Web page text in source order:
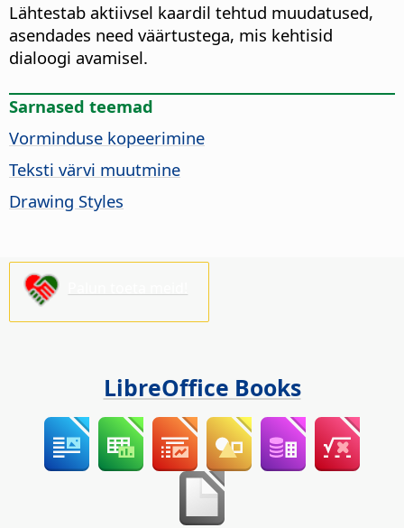
Lähtestab aktiivsel kaardil tehtud muudatused,
asendades need väärtustega, mis kehtisid
dialoogi avamisel.
Sarnased teemad
Vorminduse kopeerimine
Teksti värvi muutmine
Drawing Styles
LibreOffice Books